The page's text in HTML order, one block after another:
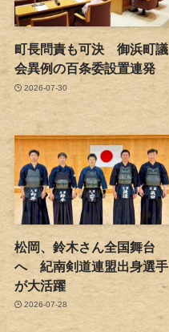
町長問責も可決 御浜町議
会異例の百条委設置連発
2026-07-30
松岡、鈴木さん全国舞台
へ 紀南剣道連盟出身選手
が大活躍
2026-07-28